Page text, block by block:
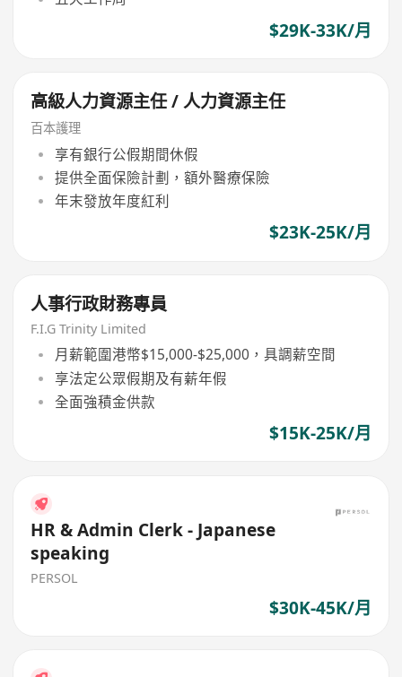
$29K-33K/月
高級人力資源主任 / 人力資源主任
百本護理
享有銀行公假期間休假
提供全面保險計劃，額外醫療保險
年末發放年度紅利
$23K-25K/月
人事行政財務專員
F.I.G Trinity Limited
月薪範圍港幣$15,000-$25,000，具調薪空間
享法定公眾假期及有薪年假
全面強積金供款
$15K-25K/月
HR & Admin Clerk - Japanese
speaking
PERSOL
$30K-45K/月